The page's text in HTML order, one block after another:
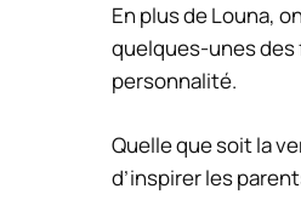
En plus de Louna,
quelques-unes des
personnalité.
Quelle que soit la
d’inspirer les